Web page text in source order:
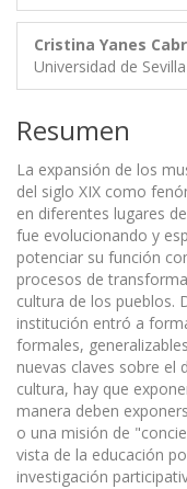
Cristina Yanes
Universidad de Sevilla
Resumen
La expansión de los
del siglo XIX como
en diferentes lugares
fue evolucionando y
potenciar su función
procesos de
cultura de los pueblos.
institución entró a
formales,
nuevas claves sobre el
cultura, hay que
manera deben
o una misión de
vista de la educación
investigación